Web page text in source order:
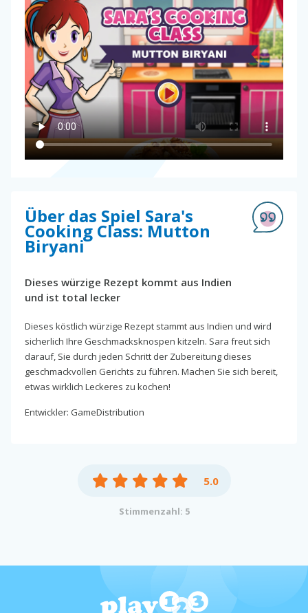
Über das Spiel Sara's
Cooking Class: Mutton
Biryani
Dieses würzige Rezept kommt aus Indien
und ist total lecker
Dieses köstlich würzige Rezept stammt aus Indien und wird
sicherlich Ihre Geschmacksknospen kitzeln. Sara freut sich
darauf, Sie durch jeden Schritt der Zubereitung dieses
geschmackvollen Gerichts zu führen. Machen Sie sich bereit,
etwas wirklich Leckeres zu kochen!
Entwickler: GameDistribution
5.0
Stimmenzahl: 5